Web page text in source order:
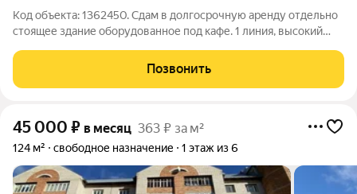
Код объекта: 1362450. Сдам в долгосрочную аренду отдельно
стоящее здание оборудованное под кафе. 1 линия, высокий
лицензия в наличии, рядом остановка общественного
транспорта. Готовый бизнес.
Позвонить
45 000 ₽ в месяц 363 ₽ за м²
124 м² свободное назначение 1 этаж из 6